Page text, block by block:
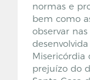
normas e
bem como
observar
Misericórdia
prejuízo do